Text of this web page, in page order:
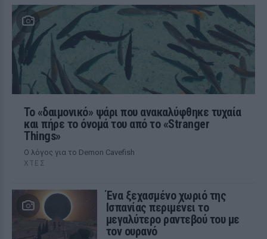
Το «δαιμονικό» ψάρι που ανακαλύφθηκε τυχαία
και πήρε το όνομά του από το «Stranger
Things»
Ο λόγος για το Demon Cavefish
ΧΤΕΣ
Ένα ξεχασμένο χωριό της
Ισπανίας περιμένει το
μεγαλύτερο ραντεβού του με
τον ουρανό